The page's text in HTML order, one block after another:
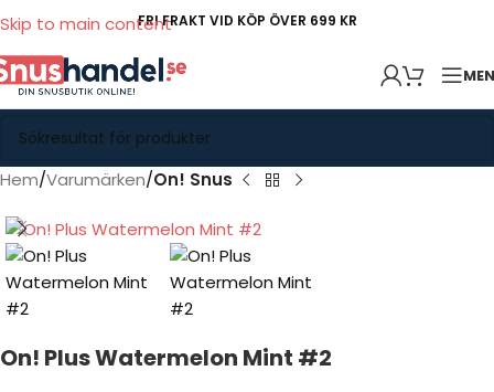
Skip to main contentFRI FRAKT VID KÖP ÖVER 699 KR
Hem Varumärken On! Snus
On! Plus Watermelon Mint #2